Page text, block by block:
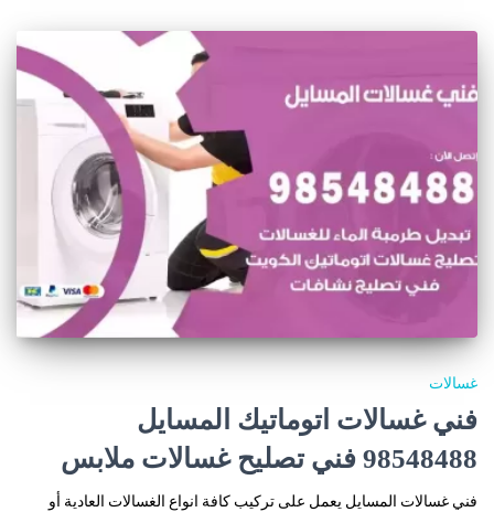
غسالات
فني غسالات اتوماتيك المسايل
98548488 فني تصليح غسالات ملابس
فني غسالات المسايل يعمل على تركيب كافة انواع الغسالات العادية أو